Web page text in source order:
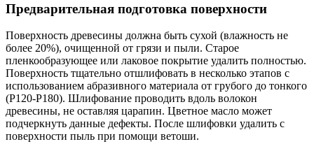
Предварительная подготовка поверхности
Поверхность древесины должна быть сухой (влажность не
более 20%), очищенной от грязи и пыли. Старое
пленкообразующее или лаковое покрытие удалить полностью.
Поверхность тщательно отшлифовать в несколько этапов с
использованием абразивного материала от грубого до тонкого
(P120-P180). Шлифование проводить вдоль волокон
древесины, не оставляя царапин. Цветное масло может
подчеркнуть данные дефекты. После шлифовки удалить с
поверхности пыль при помощи ветоши.